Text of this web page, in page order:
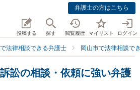
弁護士の方はこちら
投稿する 探す 閲覧履歴 マイリスト ログイン
法律相談できる弁護士 岡山市で法律相談で
訟の相談・依頼に強い弁護